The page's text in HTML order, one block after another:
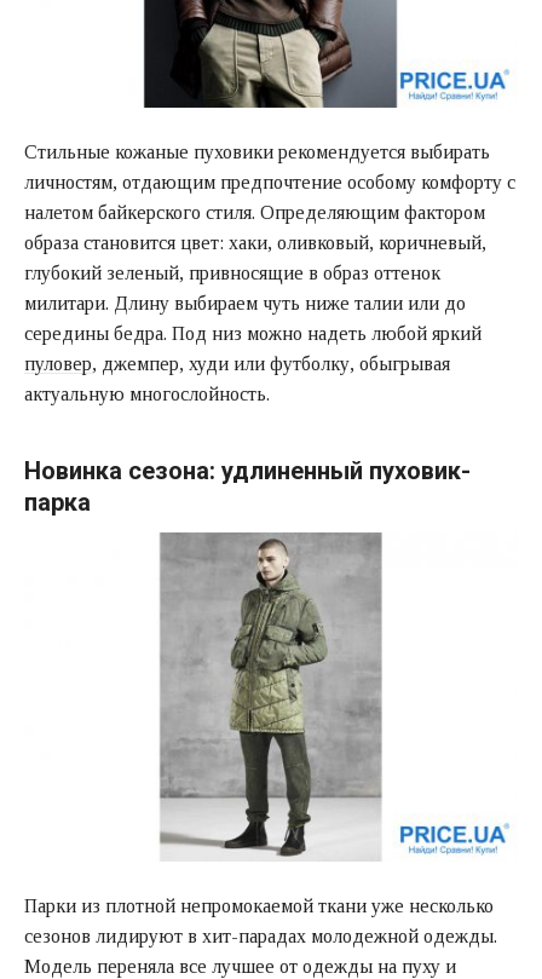
Стильные кожаные пуховики рекомендуется выбирать
личностям, отдающим предпочтение особому комфорту с
налетом байкерского стиля. Определяющим фактором
образа становится цвет: хаки, оливковый, коричневый,
глубокий зеленый, привносящие в образ оттенок
милитари. Длину выбираем чуть ниже талии или до
середины бедра. Под низ можно надеть любой яркий
пуловер, джемпер, худи или футболку, обыгрывая
актуальную многослойность.
Новинка сезона: удлиненный пуховик-
парка
Парки из плотной непромокаемой ткани уже несколько
сезонов лидируют в хит-парадах молодежной одежды.
Модель переняла все лучшее от одежды на пуху и